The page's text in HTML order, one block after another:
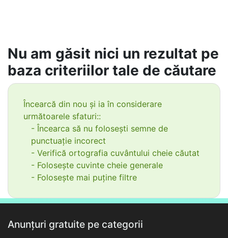
Nu am găsit nici un rezultat pe
baza criteriilor tale de căutare
Încearcă din nou și ia în considerare
următoarele sfaturi::
- Încearca să nu folosești semne de
punctuație incorect
- Verifică ortografia cuvântului cheie căutat
- Folosește cuvinte cheie generale
- Folosește mai puține filtre
Anunțuri gratuite pe categorii